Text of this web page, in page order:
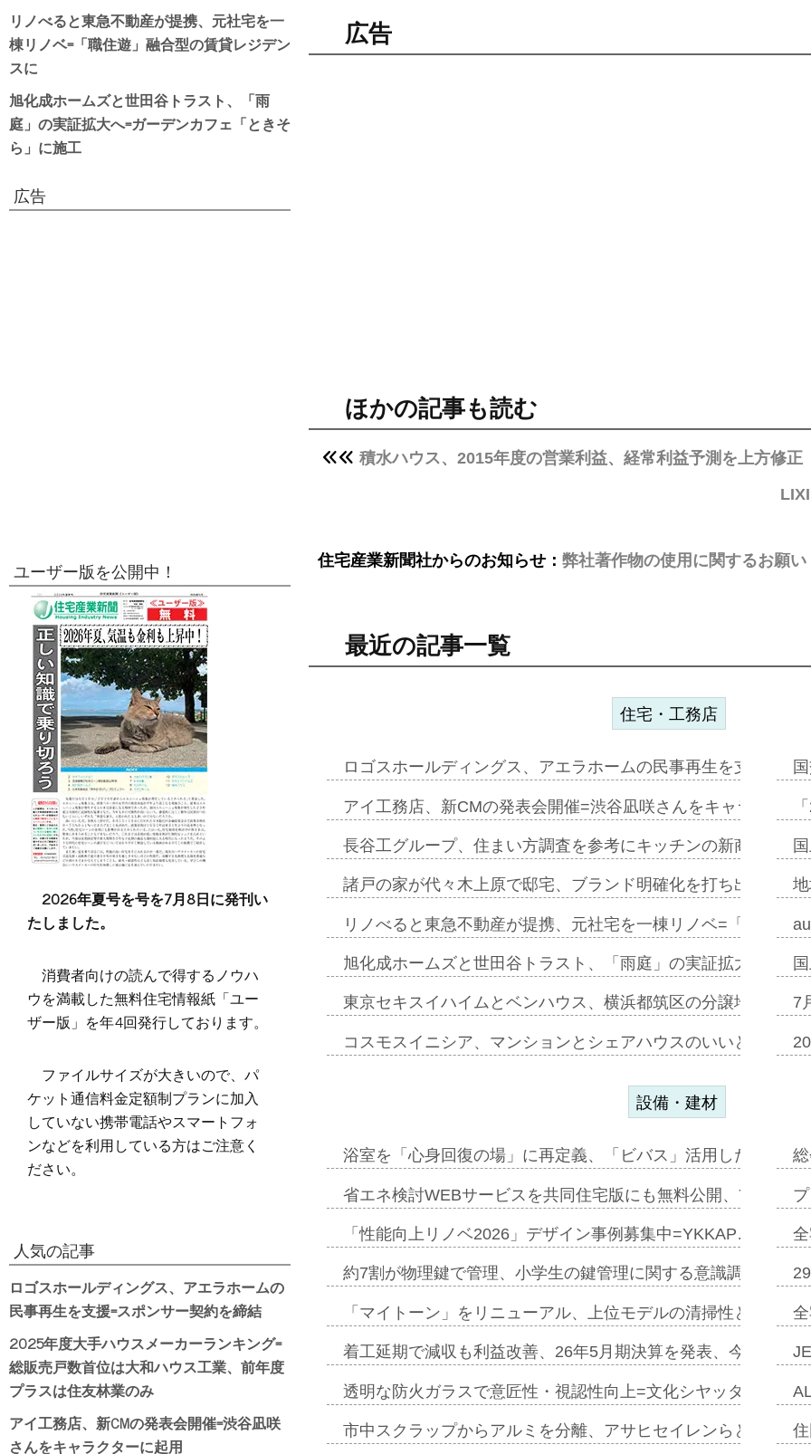
広告
ほかの記事も読む
積水ハウス、2015年度の営業利益、経常利益予測を上方修正
住宅産業新聞社からのお知らせ： 弊社著作物の使用に関するお願い
最近の記事一覧
住宅・工務店
ロゴスホールディングス、アエラホームの民事再生を支援=ス
アイ工務店、新CMの発表会開催=渋谷凪咲さんをキャラクタ
長谷工グループ、住まい方調査を参考にキッチンの新商品=「
諸戸の家が代々木上原で邸宅、ブランド明確化を打ち出す=年
リノべると東急不動産が提携、元社宅を一棟リノベ=「職住遊
旭化成ホームズと世田谷トラスト、「雨庭」の実証拡大へ=ガ
東京セキスイハイムとベンハウス、横浜都筑区の分譲地開発で
コスモスイニシア、マンションとシェアハウスのいいとこどり
7
設備・建材
浴室を「心身回復の場」に再定義、「ビバス」活用した新入浴
省エネ検討WEBサービスを共同住宅版にも無料公開、YKKAP
「性能向上リノベ2026」デザイン事例募集中=YKKAP…
約7割が物理鍵で管理、小学生の鍵管理に関する意識調査
「マイトーン」をリニューアル、上位モデルの清掃性と安全
着工延期で減収も利益改善、26年5月期決算を発表、今期は増
透明な防火ガラスで意匠性・視認性向上=文化シヤッター…
市中スクラップからアルミを分離、アサヒセイレンらと協働開
リノべると東急不動産が提携、元社宅を一
棟リノベ=「職住遊」融合型の賃貸レジデン
スに
旭化成ホームズと世田谷トラスト、「雨
庭」の実証拡大へ=ガーデンカフェ「ときそ
ら」に施工
広告
ユーザー版を公開中！
2026年夏号を号を7月8日に発刊い
たしました。
消費者向けの読んで得するノウハ
ウを満載した無料住宅情報紙「ユー
ザー版」を年4回発行しております。
ファイルサイズが大きいので、パ
ケット通信料金定額制プランに加入
していない携帯電話やスマートフォ
ンなどを利用している方はご注意く
ださい。
人気の記事
ロゴスホールディングス、アエラホームの
民事再生を支援=スポンサー契約を締結
2025年度大手ハウスメーカーランキング=
総販売戸数首位は大和ハウス工業、前年度
プラスは住友林業のみ
アイ工務店、新CMの発表会開催=渋谷凪咲
さんをキャラクターに起用